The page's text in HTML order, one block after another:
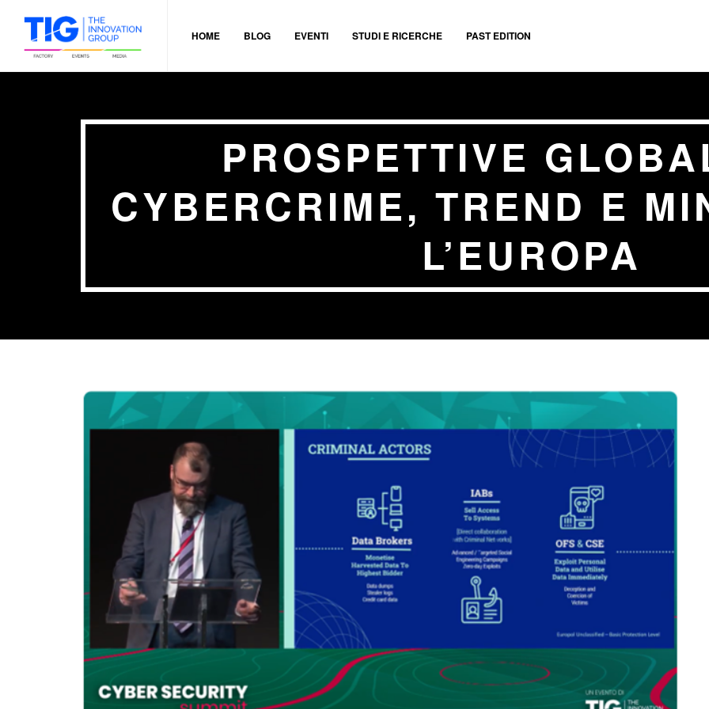
HOME BLOG EVENTI STUDI E RICERCHE PAST EDITION
PROSPETTIVE
CYBERCRIME, TREND E
L’EUROPA